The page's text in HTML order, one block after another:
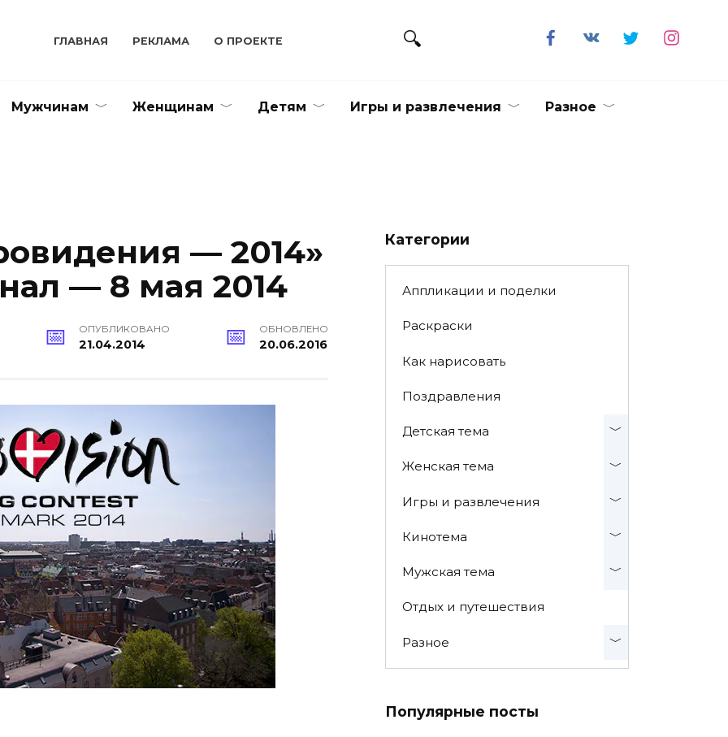
ГЛАВНАЯ РЕКЛАМА О ПРОЕКТЕ
Мужчинам Женщинам Детям Игры и развлечения Разное
— 2014»
— 8 мая 2014
ОПУБЛИКОВАНО
21.04.2014
ОБНОВЛЕНО
20.06.2016
Категории
Аппликации и поделки
Раскраски
Как нарисовать
Поздравления
Детская тема
Женская тема
Игры и развлечения
Кинотема
Мужская тема
Отдых и путешествия
Разное
Популярные посты